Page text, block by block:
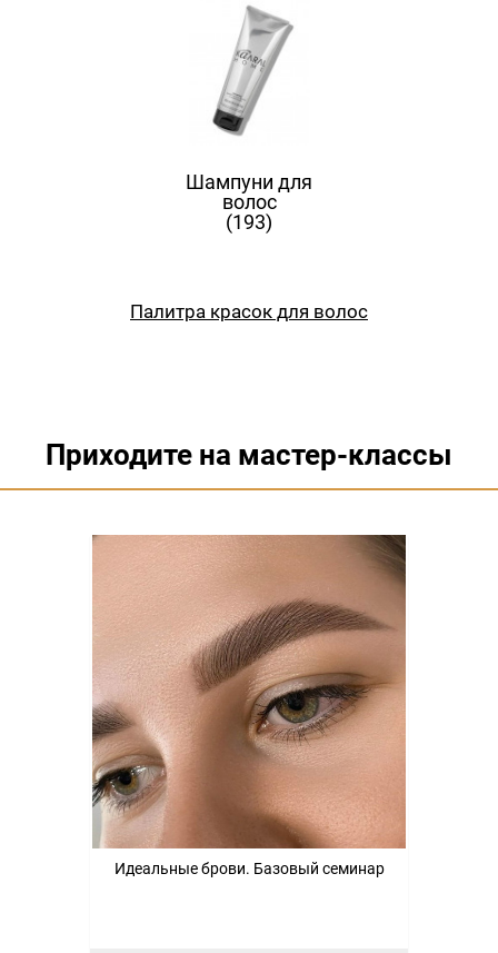
Шампуни для
волос
(193)
Палитра красок для волос
Приходите на мастер-классы
Идеальные брови. Базовый семинар